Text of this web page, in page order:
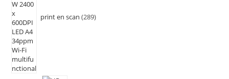
print en scan 289